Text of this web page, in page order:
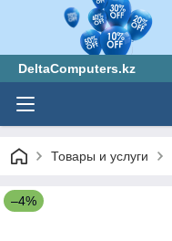
DeltaComputers.kz
Товары и услуги
–4%